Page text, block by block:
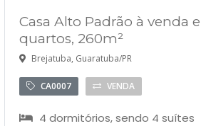
Casa Alto Padrão à venda
quartos, 260m²
Brejatuba, Guaratuba/PR
CA0007 VENDA
4 dormitórios, sendo 4 suítes